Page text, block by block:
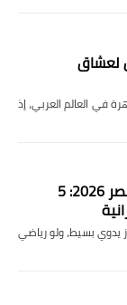
لعشاق
في العالم العربي، إذ
أفضل جهاز مساج منزلي في مصر 2026: 5
يدوي بسيط، ولو رياضي